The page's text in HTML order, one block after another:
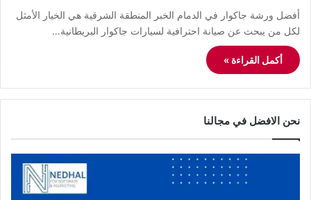
أفضل ورشة جاكوار في الدمام الخبر المنطقة الشرقية هي الخيار الأمثل
لكل من يبحث عن صيانة احترافية لسيارات جاكوار البريطانية…
أكمل القراءة »
نحن الافضل في مجالنا